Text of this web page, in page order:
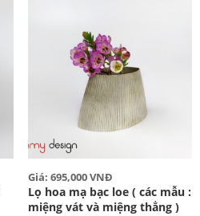
Giá: 695,000 VNĐ
Lọ hoa mạ bạc loe ( các mẫu :
miệng vát và miệng thẳng )